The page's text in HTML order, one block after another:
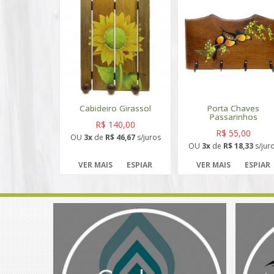
Cabideiro Girassol
R$ 140,00
OU 3xde R$ 46,67s/juros
VER MAIS ESPIAR
Porta Chaves
Passarinhos
R$ 55,00
OU 3xde R$ 18,33s/
VER MAIS
ESPIAR